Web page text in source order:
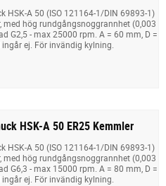
HSK-A 50 (ISO 121164-1/DIN 69893-1)
med hög rundgångsnoggrannhet (0,003
G2,5 - max 25000 rpm. A = 60 mm, D =
ej. För invändig kylning.
HSK-A 50 ER25 Kemmler
HSK-A 50 (ISO 121164-1/DIN 69893-1)
med hög rundgångsnoggrannhet (0,003
G6,3 - max 15000 rpm. A = 80 mm, D =
ej. För invändig kylning.